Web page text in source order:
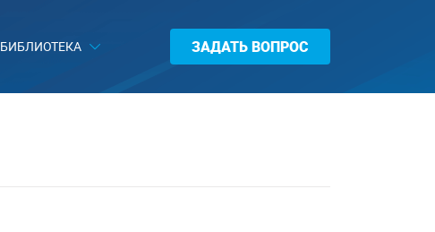
БИБЛИОТЕКА ЗАДАТЬ ВОПРОС